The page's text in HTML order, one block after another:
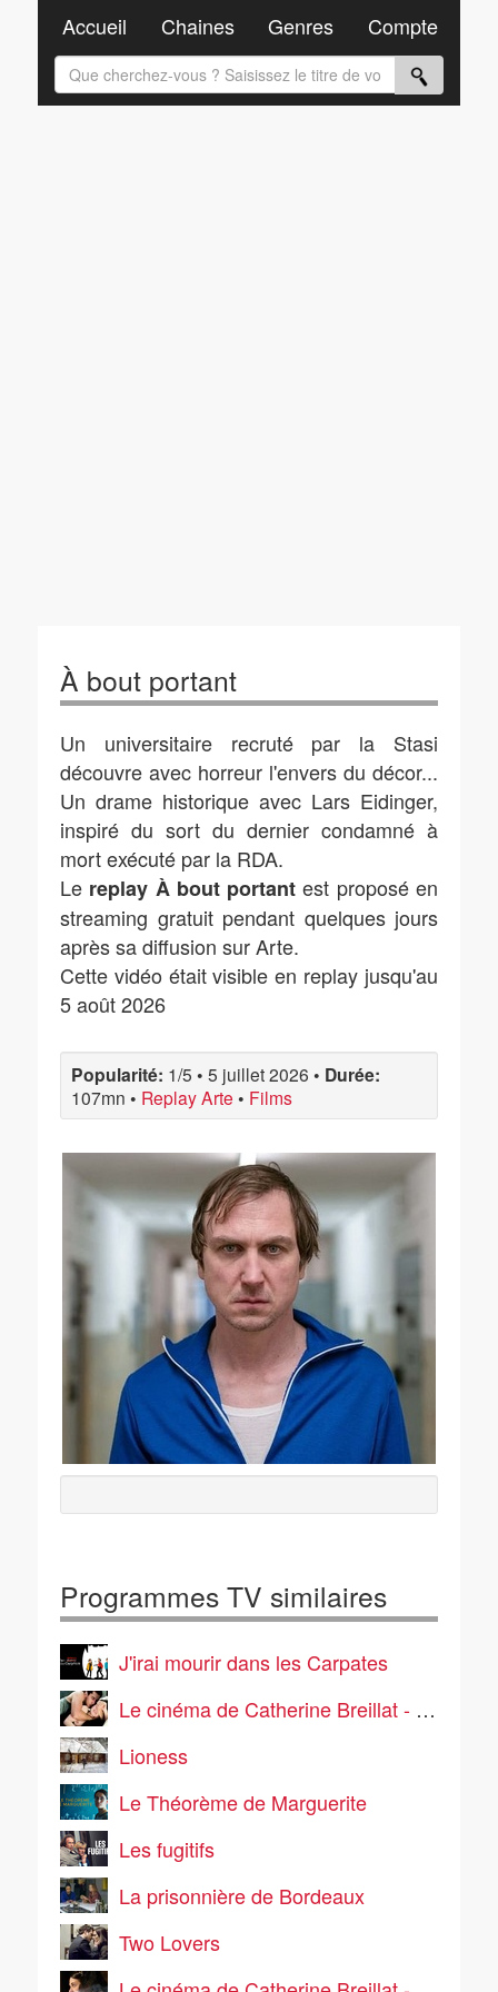
À bout portant
Un universitaire recruté par la Stasi
découvre avec horreur l'envers du décor...
Un drame historique avec Lars Eidinger,
inspiré du sort du dernier condamné à
mort exécuté par la RDA.
Le replay À bout portant est proposé en
streaming gratuit pendant quelques jours
après sa diffusion sur Arte.
Cette vidéo était visible en replay jusqu'au
5 août 2026
Popularité: 1/5 • 5 juillet 2026 • Durée:
107mn • Replay Arte • Films
Programmes TV similaires
J'irai mourir dans les Carpates
Le cinéma de Catherine Breillat - Sex Is Comedy
Lioness
Le Théorème de Marguerite
Les fugitifs
La prisonnière de Bordeaux
Two Lovers
Accueil Chaines Genres Compte